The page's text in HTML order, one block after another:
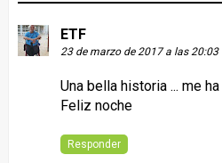
ETF
23 de marzo de 2017 a las 20:03
Una bella historia ... me
Feliz noche
Responder